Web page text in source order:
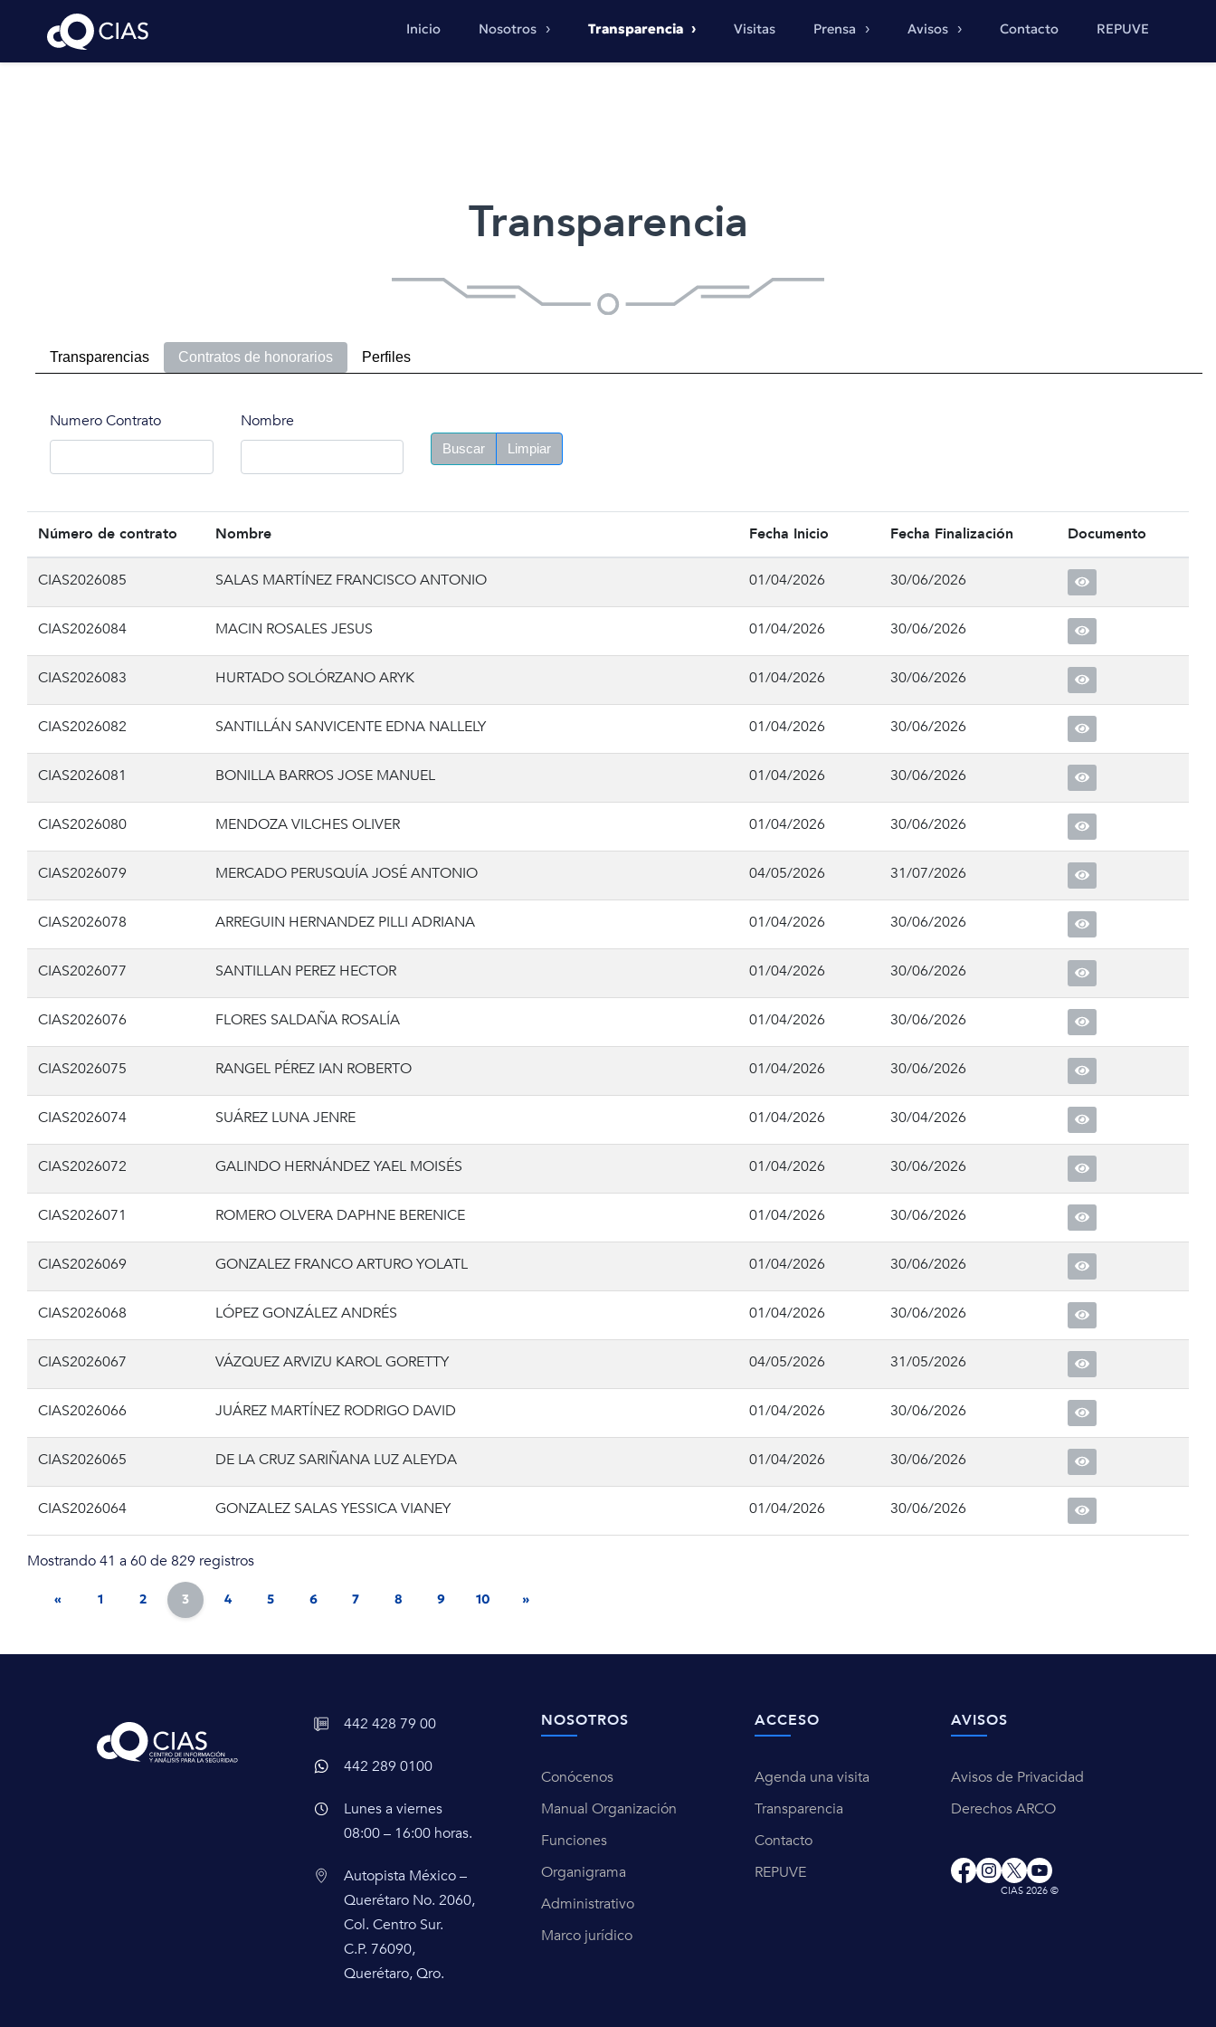
Inicio Nosotros Transparencia Visitas Prensa Avisos Contacto REPUVE
Transparencia
Transparencias Contratos de honorarios Perfiles
Numero Contrato Nombre
Buscar Limpiar
Número de contrato Nombre Fecha Inicio Fecha Finalización Documento
CIAS2026085 SALAS MARTÍNEZ FRANCISCO ANTONIO 01/04/2026 30/06/2026
CIAS2026084 MACIN ROSALES JESUS 01/04/2026 30/06/2026
CIAS2026083 HURTADO SOLÓRZANO ARYK 01/04/2026 30/06/2026
CIAS2026082 SANTILLÁN SANVICENTE EDNA NALLELY 01/04/2026 30/06/2026
CIAS2026081 BONILLA BARROS JOSE MANUEL 01/04/2026 30/06/2026
CIAS2026080 MENDOZA VILCHES OLIVER 01/04/2026 30/06/2026
CIAS2026079 MERCADO PERUSQUÍA JOSÉ ANTONIO 04/05/2026 31/07/2026
CIAS2026078 ARREGUIN HERNANDEZ PILLI ADRIANA 01/04/2026 30/06/2026
CIAS2026077 SANTILLAN PEREZ HECTOR 01/04/2026 30/06/2026
CIAS2026076 FLORES SALDAÑA ROSALÍA 01/04/2026 30/06/2026
CIAS2026075 RANGEL PÉREZ IAN ROBERTO 01/04/2026 30/06/2026
CIAS2026074 SUÁREZ LUNA JENRE 01/04/2026 30/04/2026
CIAS2026072 GALINDO HERNÁNDEZ YAEL MOISÉS 01/04/2026 30/06/2026
CIAS2026071 ROMERO OLVERA DAPHNE BERENICE 01/04/2026 30/06/2026
CIAS2026069 GONZALEZ FRANCO ARTURO YOLATL 01/04/2026 30/06/2026
CIAS2026068 LÓPEZ GONZÁLEZ ANDRÉS 01/04/2026 30/06/2026
CIAS2026067 VÁZQUEZ ARVIZU KAROL GORETTY 04/05/2026 31/05/2026
CIAS2026066 JUÁREZ MARTÍNEZ RODRIGO DAVID 01/04/2026 30/06/2026
CIAS2026065 DE LA CRUZ SARIÑANA LUZ ALEYDA 01/04/2026 30/06/2026
CIAS2026064 GONZALEZ SALAS YESSICA VIANEY 01/04/2026 30/06/2026
Mostrando 41 a 60 de 829 registros
« 1 2 3 4 5 6 7 8 9 10 »
442 428 79 00
442 289 0100
Lunes a viernes
08:00 – 16:00 horas.
Autopista México –
Querétaro No. 2060,
Col. Centro Sur.
C.P. 76090,
Querétaro, Qro.
NOSOTROS
Conócenos
Manual Organización
Funciones
Organigrama
Administrativo
Marco jurídico
ACCESO
Agenda una visita
Transparencia
Contacto
REPUVE
AVISOS
Avisos de Privacidad
Derechos ARCO
CIAS 2026 ©